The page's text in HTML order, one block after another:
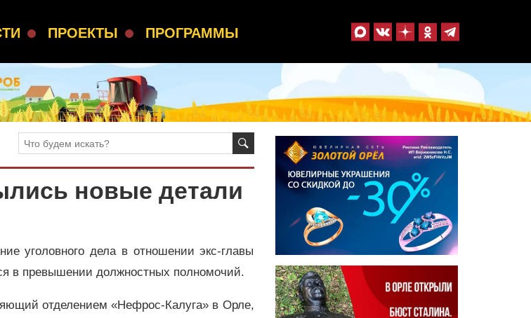
ПРОЕКТЫ ПРОГРАММЫ
новые детали
уголовного дела в отношении экс-главы
в превышении должностных полномочий.
отделением «Нефрос-Калуга» в Орле,